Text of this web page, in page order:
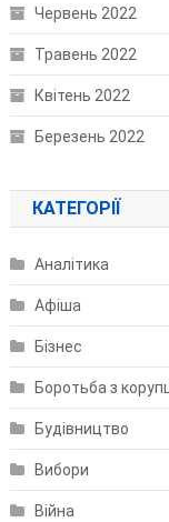
Червень 2022
Травень 2022
Квітень 2022
Березень 2022
КАТЕГОРІЇ
Аналітика
Афіша
Бізнес
Боротьба з
Будівництво
Вибори
Війна